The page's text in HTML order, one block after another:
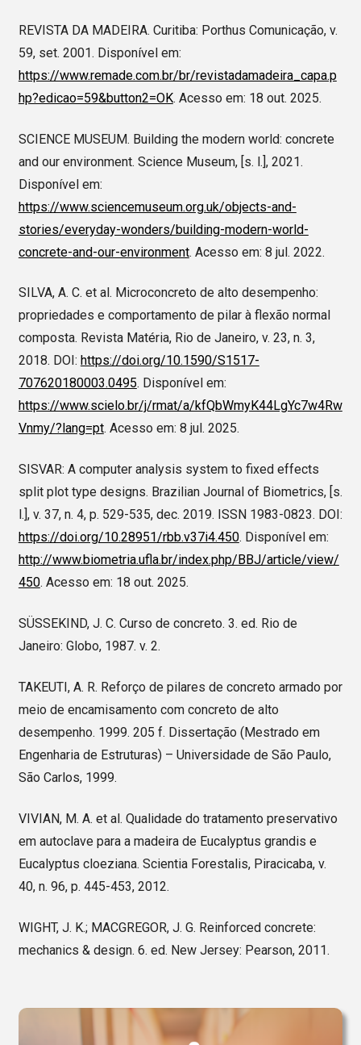
REVISTA DA MADEIRA. Curitiba: Porthus Comunicação, v.
59, set. 2001. Disponível em:
https://www.remade.com.br/br/revistadamadeira_capa.p
hp?edicao=59&button2=OK. Acesso em: 18 out. 2025.
SCIENCE MUSEUM. Building the modern world: concrete
and our environment. Science Museum, [s. l.], 2021.
Disponível em:
https://www.sciencemuseum.org.uk/objects-and-
stories/everyday-wonders/building-modern-world-
concrete-and-our-environment. Acesso em: 8 jul. 2022.
SILVA, A. C. et al. Microconcreto de alto desempenho:
propriedades e comportamento de pilar à flexão normal
composta. Revista Matéria, Rio de Janeiro, v. 23, n. 3,
2018. DOI: https://doi.org/10.1590/S1517-
707620180003.0495. Disponível em:
https://www.scielo.br/j/rmat/a/kfQbWmyK44LgYc7w4Rw
Vnmy/?lang=pt. Acesso em: 8 jul. 2025.
SISVAR: A computer analysis system to fixed effects
split plot type designs. Brazilian Journal of Biometrics, [s.
l.], v. 37, n. 4, p. 529-535, dec. 2019. ISSN 1983-0823. DOI:
https://doi.org/10.28951/rbb.v37i4.450. Disponível em:
http://www.biometria.ufla.br/index.php/BBJ/article/view/
450. Acesso em: 18 out. 2025.
SÜSSEKIND, J. C. Curso de concreto. 3. ed. Rio de
Janeiro: Globo, 1987. v. 2.
TAKEUTI, A. R. Reforço de pilares de concreto armado por
meio de encamisamento com concreto de alto
desempenho. 1999. 205 f. Dissertação (Mestrado em
Engenharia de Estruturas) – Universidade de São Paulo,
São Carlos, 1999.
VIVIAN, M. A. et al. Qualidade do tratamento preservativo
em autoclave para a madeira de Eucalyptus grandis e
Eucalyptus cloeziana. Scientia Forestalis, Piracicaba, v.
40, n. 96, p. 445-453, 2012.
WIGHT, J. K.; MACGREGOR, J. G. Reinforced concrete:
mechanics & design. 6. ed. New Jersey: Pearson, 2011.